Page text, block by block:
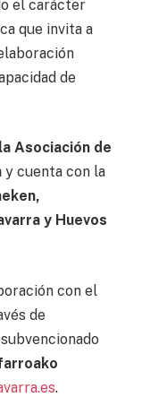
el carácter
que invita a
de
Asociación de
y cuenta con la
y Huevos
con el
de
.